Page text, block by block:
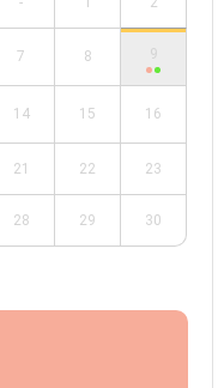
7 8 9
14 15 16
21 22 23
28 29 30